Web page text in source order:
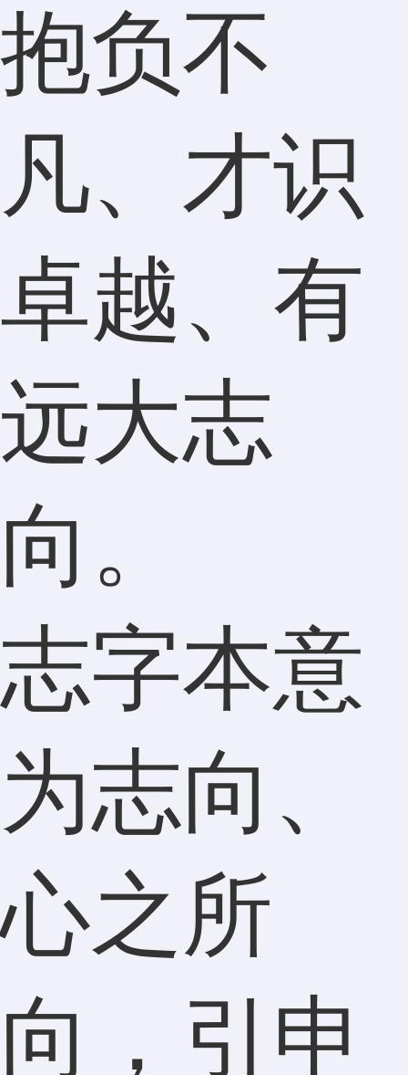
抱负不
凡、才识
卓越、有
远大志
向。
志字本意
为志向、
心之所
向，引申